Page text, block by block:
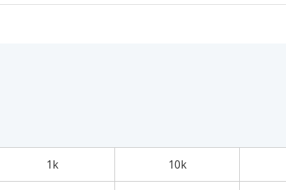
1k 10k